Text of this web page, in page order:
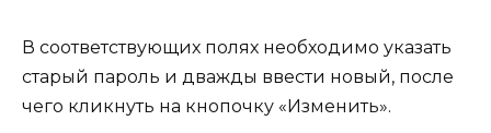
В соответствующих полях необходимо указать
старый пароль и дважды ввести новый, после
чего кликнуть на кнопочку «Изменить».